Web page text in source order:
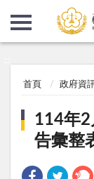
首頁 政府資
114年2
告彙整